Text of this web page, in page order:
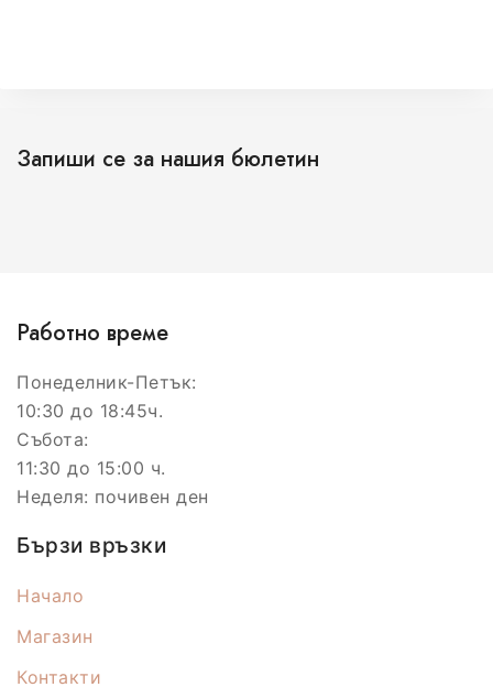
Запиши се за нашия бюлетин
Работно време
Понеделник-Петък:
10:30 до 18:45ч.
Събота:
11:30 до 15:00 ч.
Неделя: почивен ден
Бързи връзки
Начало
Магазин
Контакти